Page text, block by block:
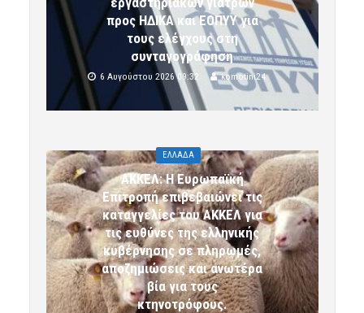
προς ΗΔΙΚΑ και ΕΟΠΥΥ για
τους ελέγχους στη
συνταγογράφηση
6 Αυγούστου 2026 09:32 komotini24
ΕΛΛΑΔΑ
ΑΚΚΕΛ: Η Ευρωπαϊκή
Επιτροπή επιβεβαιώνει τις
καταγγελίες του ΑΚΚΕΛ για
τις ευθύνες της ελληνικής
κυβέρνησης σε πληρωμές,
αποζημιώσεις και ανωτέρα
βία για τους
κτηνοτρόφους.